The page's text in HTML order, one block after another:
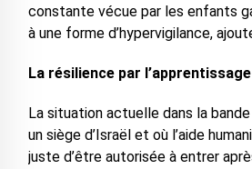
constante vécue par les enfants
à une forme d’hypervigilance,
La résilience par l’apprentissage
La situation actuelle dans la
un siège d’Israël et où l’aide
juste d’être autorisée à entrer